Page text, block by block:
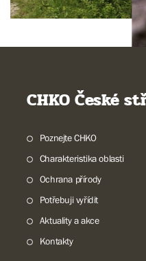
CHKO České
Poznejte CHKO
Charakteristika oblasti
Ochrana přírody
Potřebuji vyřídit
Aktuality a akce
Kontakty